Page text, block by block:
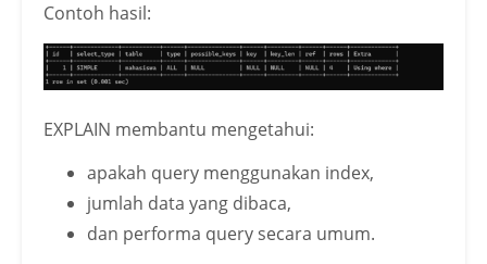
Contoh hasil:
EXPLAIN membantu mengetahui:
apakah query menggunakan index,
jumlah data yang dibaca,
dan performa query secara umum.